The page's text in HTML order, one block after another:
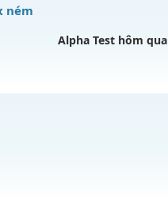
vào 13h ngày 06/08/2626
ném
Alpha Test hôm qua